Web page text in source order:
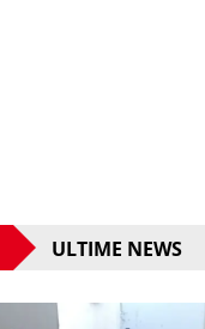
ULTIME NEWS